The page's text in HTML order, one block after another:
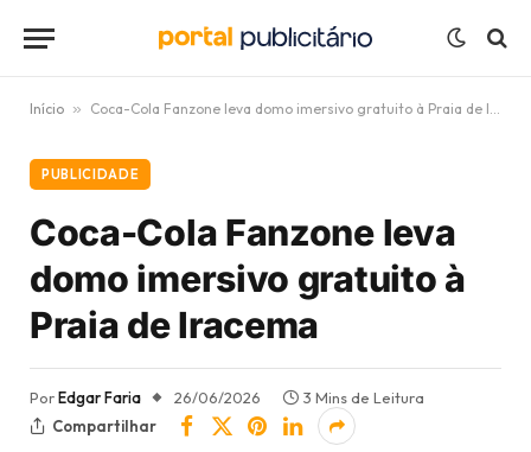
Início » Coca-Cola Fanzone leva domo imersivo gratuito à Praia de Iracema
PUBLICIDADE
Coca-Cola Fanzone leva
domo imersivo gratuito à
Praia de Iracema
PorEdgar Faria 26/06/2026
3 Mins de Leitura
Compartilhar